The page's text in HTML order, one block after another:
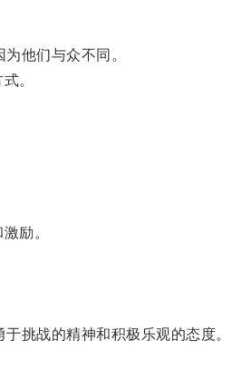
他们与众不同。
。
励。
挑战的精神和积极乐观的态度。